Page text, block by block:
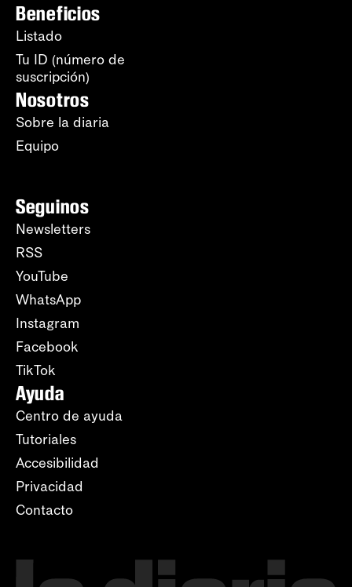
Beneficios
Listado
Tu ID (número de
suscripción)
Nosotros
Sobre la diaria
Equipo
Seguinos
Newsletters
RSS
YouTube
WhatsApp
Instagram
Facebook
TikTok
Ayuda
Centro de ayuda
Tutoriales
Accesibilidad
Privacidad
Contacto